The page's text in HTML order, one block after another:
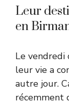
Leur
en
Le
leur vie a
autre jour.
récemment